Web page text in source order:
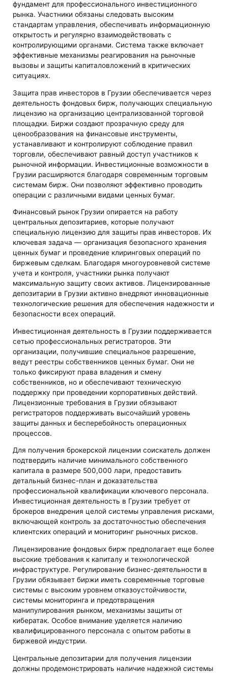
фундамент для профессионального инвестиционного
рынка. Участники обязаны следовать высоким
стандартам управления, обеспечивать информационную
открытость и регулярно взаимодействовать с
контролирующими органами. Система также включает
эффективные механизмы реагирования на рыночные
вызовы и защиты капиталовложений в критических
ситуациях.
Защита прав инвесторов в Грузии обеспечивается через
деятельность фондовых бирж, получающих специальную
лицензию на организацию централизованной торговой
площадки. Биржи создают прозрачную среду для
ценообразования на финансовые инструменты,
устанавливают и контролируют соблюдение правил
торговли, обеспечивают равный доступ участников к
рыночной информации. Инвестиционные возможности в
Грузии расширяются благодаря современным торговым
системам бирж. Они позволяют эффективно проводить
операции с различными видами ценных бумаг.
Финансовый рынок Грузии опирается на работу
центральных депозитариев, которые получают
специальную лицензию для защиты прав инвесторов. Их
ключевая задача — организация безопасного хранения
ценных бумаг и проведение клиринговых операций по
биржевым сделкам. Благодаря многоуровневой системе
учета и контроля, участники рынка получают
максимальную защиту своих активов. Лицензированные
депозитарии в Грузии активно внедряют инновационные
технологические решения для обеспечения надежности и
безопасности всех операций.
Инвестиционная деятельность в Грузии поддерживается
сетью профессиональных регистраторов. Эти
организации, получившие специальное разрешение,
ведут реестры собственников ценных бумаг. Они не
только фиксируют права владения и смену
собственников, но и обеспечивают техническую
поддержку при проведении корпоративных действий.
Лицензионные требования в Грузии обязывают
регистраторов поддерживать высочайший уровень
защиты данных и бесперебойность операционных
процессов.
Для получения брокерской лицензии соискатель должен
подтвердить наличие минимального собственного
капитала в размере 500,000 лари, предоставить
детальный бизнес-план и доказательства
профессиональной квалификации ключевого персонала.
Инвестиционная деятельность в Грузии требует от
брокеров внедрения целой системы управления рисками,
включающей контроль за достаточностью обеспечения
клиентских операций и мониторинг рыночных рисков.
Лицензирование фондовых бирж предполагает еще более
высокие требования к капиталу и технологической
инфраструктуре. Регулирование бизнес-деятельности в
Грузии обязывает биржи иметь современные торговые
системы с высоким уровнем отказоустойчивости,
системы мониторинга и предотвращения
манипулирования рынком, механизмы защиты от
кибератак. Особое внимание уделяется наличию
квалифицированного персонала с опытом работы в
биржевой индустрии.
Центральные депозитарии для получения лицензии
должны продемонстрировать наличие надежной системы